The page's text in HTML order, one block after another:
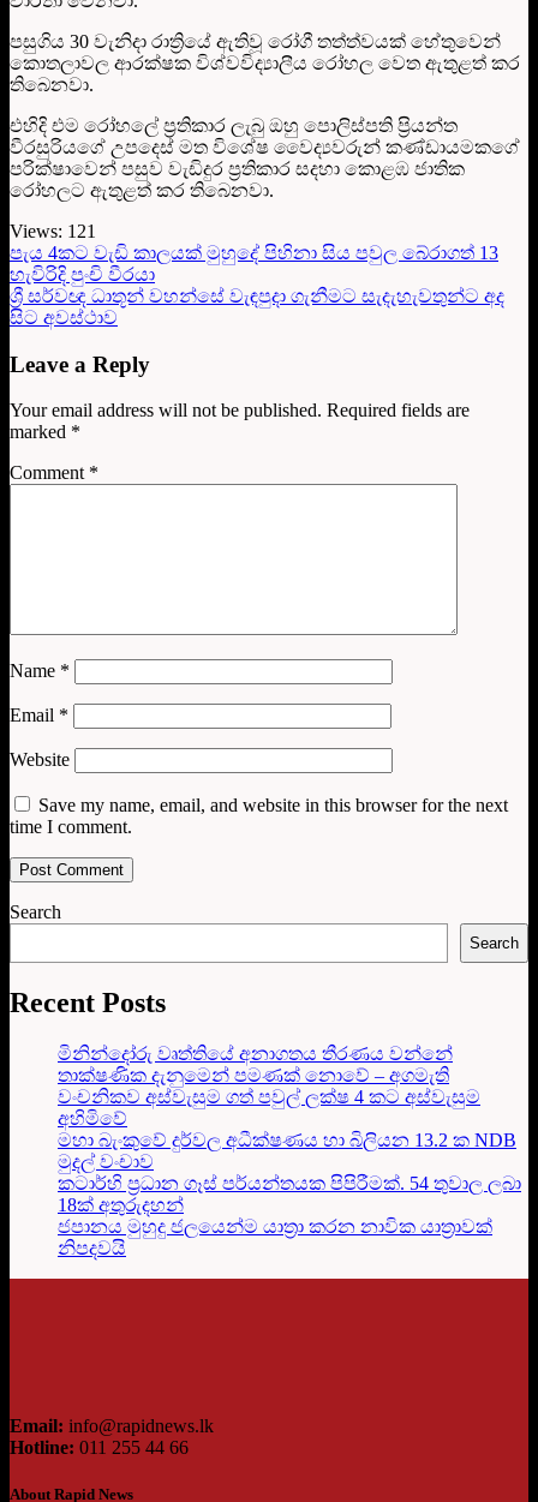
පසුගිය 30 වැනිදා රාත්‍රියේ ඇතිවූ රෝගී තත්ත්වයක් හේතුවෙන්
කොතලාවල ආරක්ෂක විශ්වවිද්‍යාලීය රෝහල වෙත ඇතුළත් කර
තිබෙනවා.
එහිදි එම රෝහලේ ප්‍රතිකාර ලැබු ඔහු පොලිස්පති ප්‍රියන්ත
වීරසුරියගේ උපදෙස් මත විශේෂ වෛද්‍යවරුන් කණ්ඩායමකගේ
පරික්ෂාවෙන් පසුව වැඩිදුර ප්‍රතිකාර සදහා කොළඹ ජාතික
රෝහලට ඇතුළත් කර තිබෙනවා.
Views: 121
පැය 4කට වැඩි කාලයක් මුහුදේ පිහිනා සිය පවුල බේරාගත් 13
හැවිරිදි පුංචි වීරයා
ශ්‍රී සර්වඥ ධාතූන් වහන්සේ වැඳපුදා ගැනීමට සැදැහැවතුන්ට අද
සිට අවස්ථාව
Leave a Reply
Your email address will not be published. Required fields are
marked *
Comment *
Name *
Email *
Website
Save my name, email, and website in this browser for the next
time I comment.
Search
Search
Recent Posts
මිනින්දෝරු වෘත්තියේ අනාගතය තීරණය වන්නේ
තාක්ෂණික දැනුමෙන් පමණක් නොවේ – අගමැති
වංචනිකව අස්වැසුම ගත් පවුල් ලක්ෂ 4 කට අස්වැසුම
අහිමිවේ
මහා බැංකුවේ දුර්වල අධීක්ෂණය හා බිලියන 13.2 ක NDB
මුදල් වංචාව
කටාර්හි ප්‍රධාන ගෑස් පර්යන්තයක පිපිරීමක්. 54 තුවාල ලබා
18ක් අතුරුදහන්
ජපානය මුහුදු ජලයෙන්ම යාත්‍රා කරන නාවික යාත්‍රාවක්
නිපදවයි
Email: info@rapidnews.lk
Hotline: 011 255 44 66
About Rapid News